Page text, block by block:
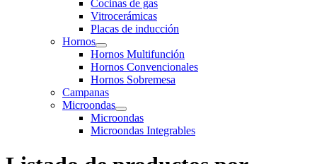
Cocinas de gas
Vitrocerámicas
Placas de inducción
Hornos
Hornos Multifunción
Hornos Convencionales
Hornos Sobremesa
Campanas
Microondas
Microondas
Microondas Integrables